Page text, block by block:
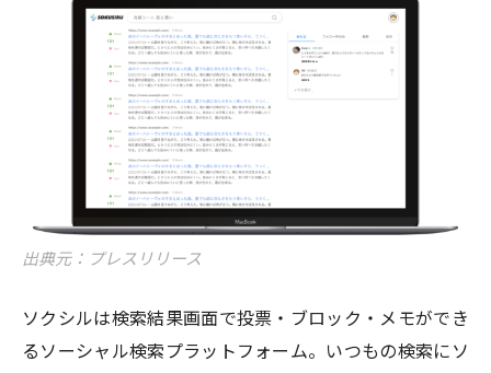
出典元：プレスリリース
ソクシルは検索結果画面で投票・ブロック・メモができ
るソーシャル検索プラットフォーム。いつもの検索にソ